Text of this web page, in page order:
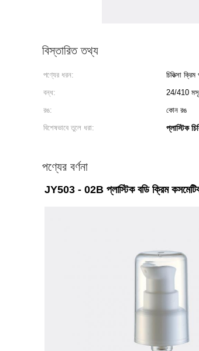
বিস্তারিত তথ্য
পণ্যের ধরন: চিকিত্সা ক্রিম
বন্ধ:
24/410
রঙ:
কোন রঙ
বিশেষভাবে তুলে ধরা:
প্লাস্টিক
পণ্যের বর্ণনা
JY503 - 02B প্লাস্টিক বডি ক্রিম